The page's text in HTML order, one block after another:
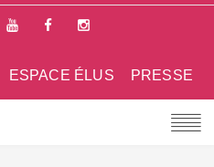
PRESSE
ESPACE ÉLUS